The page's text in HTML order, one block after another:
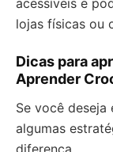
lojas físicas ou
Dicas para
Aprender
Se você
algumas
diferença.